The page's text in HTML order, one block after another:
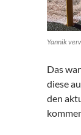
Yannik
Das
diese
den